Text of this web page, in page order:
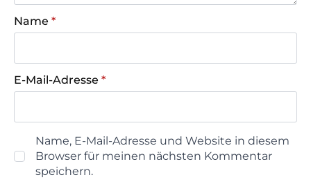
Name *
E-Mail-Adresse *
Name, E-Mail-Adresse und Website in diesem
Browser für meinen nächsten Kommentar
speichern.